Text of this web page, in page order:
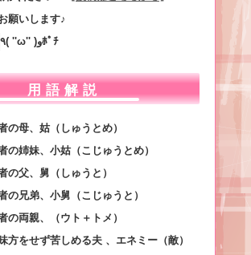
願いします♪
٩( ''ω'' )وﾎﾟﾁ
用語解説
母、姑（しゅうとめ）
の姉妹、小姑（こじゅうとめ）
父、舅（しゅうと）
の兄弟、小舅（こじゅうと）
の両親、（ウト＋トメ）
方をせず苦しめる夫 、エネミー（敵）